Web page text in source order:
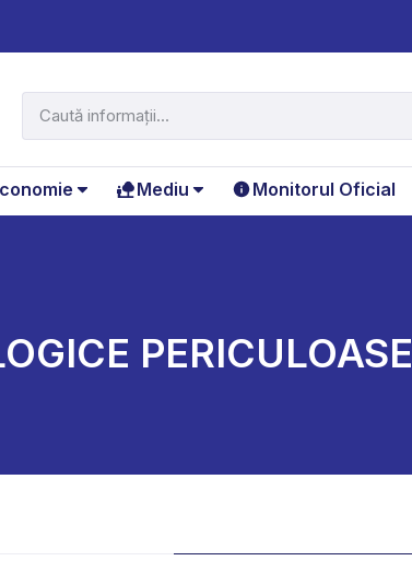
Mediu Monitorul Oficial
PERICULOASE